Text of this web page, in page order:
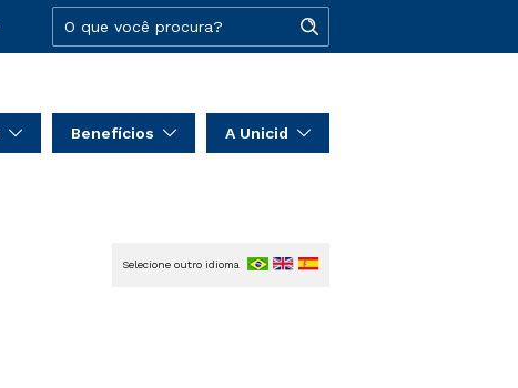
Benefícios A Unicid
Selecione outro idioma